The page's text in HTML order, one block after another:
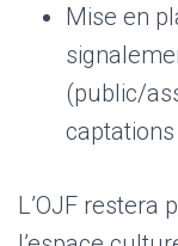
Mise en
(public/
L’OJF restera